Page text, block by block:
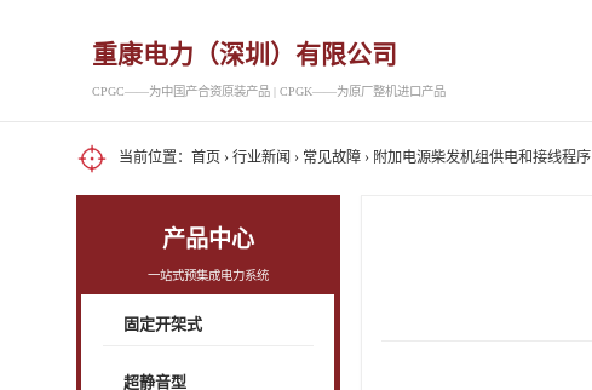
重康电力（深圳）有限公司
CPGC——为中国产合资原装产品 | CPGK——为原厂整机进口产品
当前位置： 首页 › 行业新闻 › 常见故障› 附加电源柴发机组供电和接线程序
产品中心
一站式预集成电力系统
固定开架式
超静音型